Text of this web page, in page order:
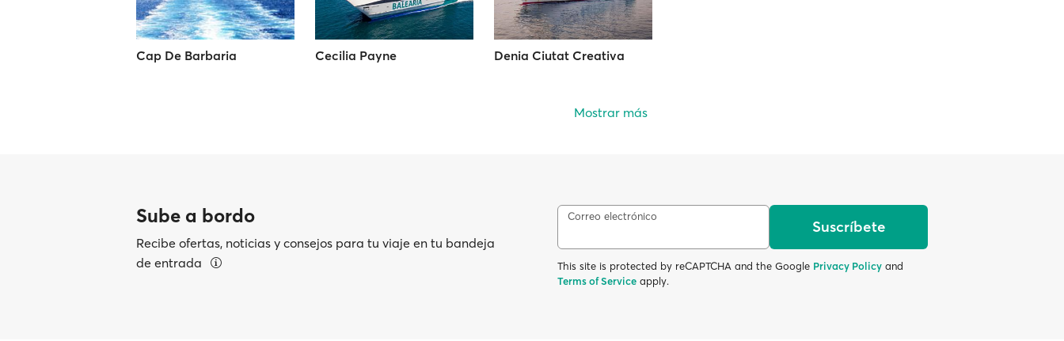
Cap De Barbaria Cecilia Payne Denia Ciutat Creativa
Mostrar más
Sube a bordo
Recibe ofertas, noticias y consejos para tu viaje en tu bandeja
de entrada
Correo electrónico
Suscríbete
This site is protected by reCAPTCHA and the Google Privacy Policy and
Terms of Service apply.